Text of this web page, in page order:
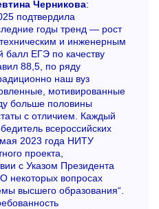
Черникова:
подтвердила
годы тренд — рост
и инженерным
балл ЕГЭ по качеству
88,5, по ряду
наш вуз
мотивированные
больше половины
с отличием. Каждый
всероссийских
2023 года НИТУ
проекта,
с Указом Президента
некоторых вопросах
высшего образования“.